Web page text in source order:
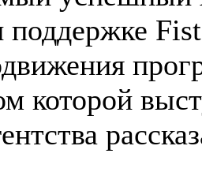
поддержке
которой